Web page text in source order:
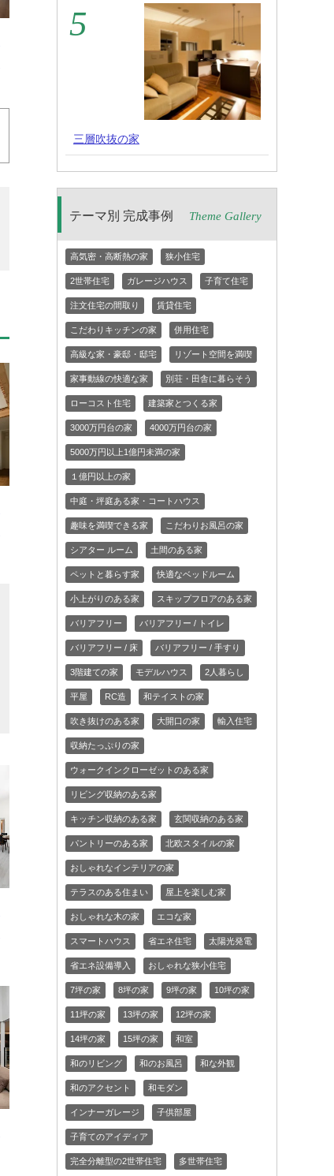
三層吹抜の家
テーマ別 完成事例 Theme Gallery
高気密・高断熱の家 狭小住宅
2世帯住宅 ガレージハウス 子育て住宅
注文住宅の間取り 賃貸住宅
こだわりキッチンの家 併用住宅
高級な家・豪邸・邸宅 リゾート空間を満喫
家事動線の快適な家 別荘・田舎に暮らそう
ローコスト住宅 建築家とつくる家
3000万円台の家 4000万円台の家
5000万円以上1億円未満の家
１億円以上の家
中庭・坪庭ある家・コートハウス
趣味を満喫できる家 こだわりお風呂の家
シアター ルーム 土間のある家
ペットと暮らす家 快適なベッドルーム
小上がりのある家 スキップフロアのある家
バリアフリー バリアフリー / トイレ
バリアフリー / 床 バリアフリー / 手すり
3階建ての家 モデルハウス 2人暮らし
平屋 RC造 和テイストの家
吹き抜けのある家 大開口の家 輸入住宅
収納たっぷりの家
ウォークインクローゼットのある家
リビング収納のある家
キッチン収納のある家 玄関収納のある家
パントリーのある家 北欧スタイルの家
おしゃれなインテリアの家
テラスのある住まい 屋上を楽しむ家
おしゃれな木の家 エコな家
スマートハウス 省エネ住宅 太陽光発電
省エネ設備導入 おしゃれな狭小住宅
7坪の家 8坪の家 9坪の家 10坪の家
11坪の家 13坪の家 12坪の家
14坪の家 15坪の家 和室
和のリビング 和のお風呂 和な外観
和のアクセント 和モダン
インナーガレージ 子供部屋
子育てのアイディア
完全分離型の2世帯住宅 多世帯住宅